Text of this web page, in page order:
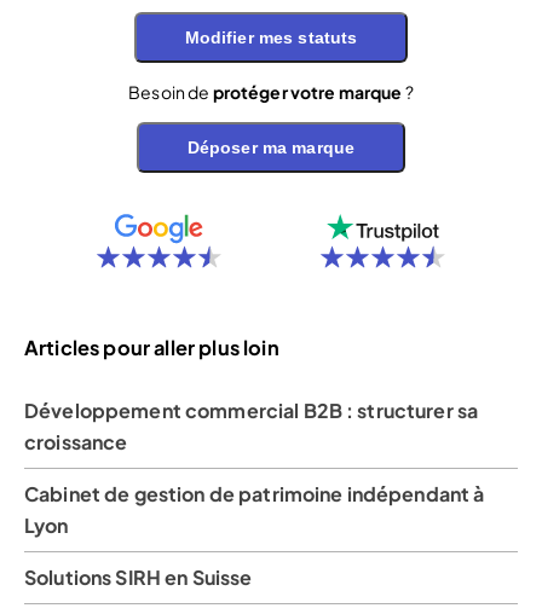
Modifier mes statuts
Besoin de protéger votre marque ?
Déposer ma marque
Articles pour aller plus loin
Développement commercial B2B : structurer sa
croissance
Cabinet de gestion de patrimoine indépendant à
Lyon
Solutions SIRH en Suisse